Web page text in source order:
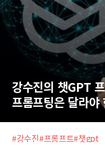
강수진의 챗GPT
프롬프팅은 달라야
#강수진#프롬프트#챗gpt